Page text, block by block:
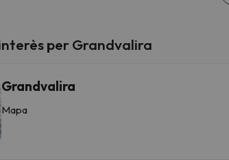
per Grandvalira
Grandvalira
Mapa